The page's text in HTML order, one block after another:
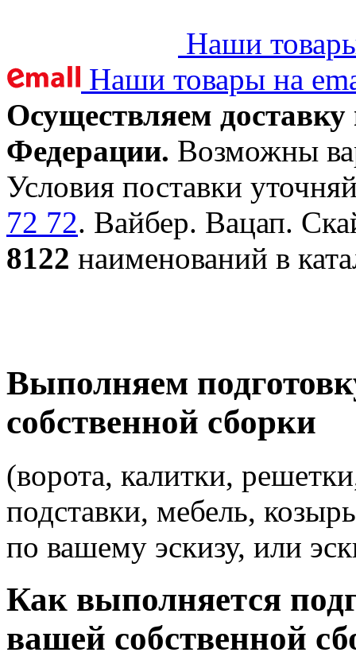
Наши
Наши товары на
Осуществляем
Федерации. Возможны
Условия поставки
72 72. Вайбер. Вацап.
8122 наименований в
Выполняем
собственной сборки
(ворота, калитки,
подставки, мебель,
по вашему эскизу, или
Как выполняется
вашей собственной